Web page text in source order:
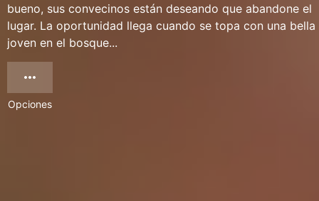
bueno, sus convecinos están deseando que abandone el
lugar. La oportunidad llega cuando se topa con una bella
joven en el bosque...
Opciones